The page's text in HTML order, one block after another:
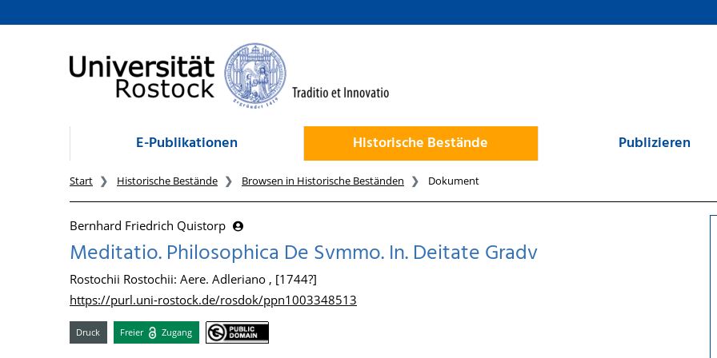
zum Inhalt
E-Publikationen Historische Bestände Publizieren
Start Historische Bestände Browsen in Historische Beständen Dokument
Bernhard Friedrich Quistorp
Meditatio. Philosophica De Svmmo. In. Deitate Gradv
Rostochii Rostochii: Aere. Adleriano , [1744?]
https://purl.uni-rostock.de/rosdok/ppn1003348513
Druck Freier Zugang